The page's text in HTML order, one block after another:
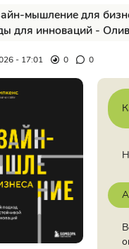
мышление для
для инноваций -
- 17:01 0 0